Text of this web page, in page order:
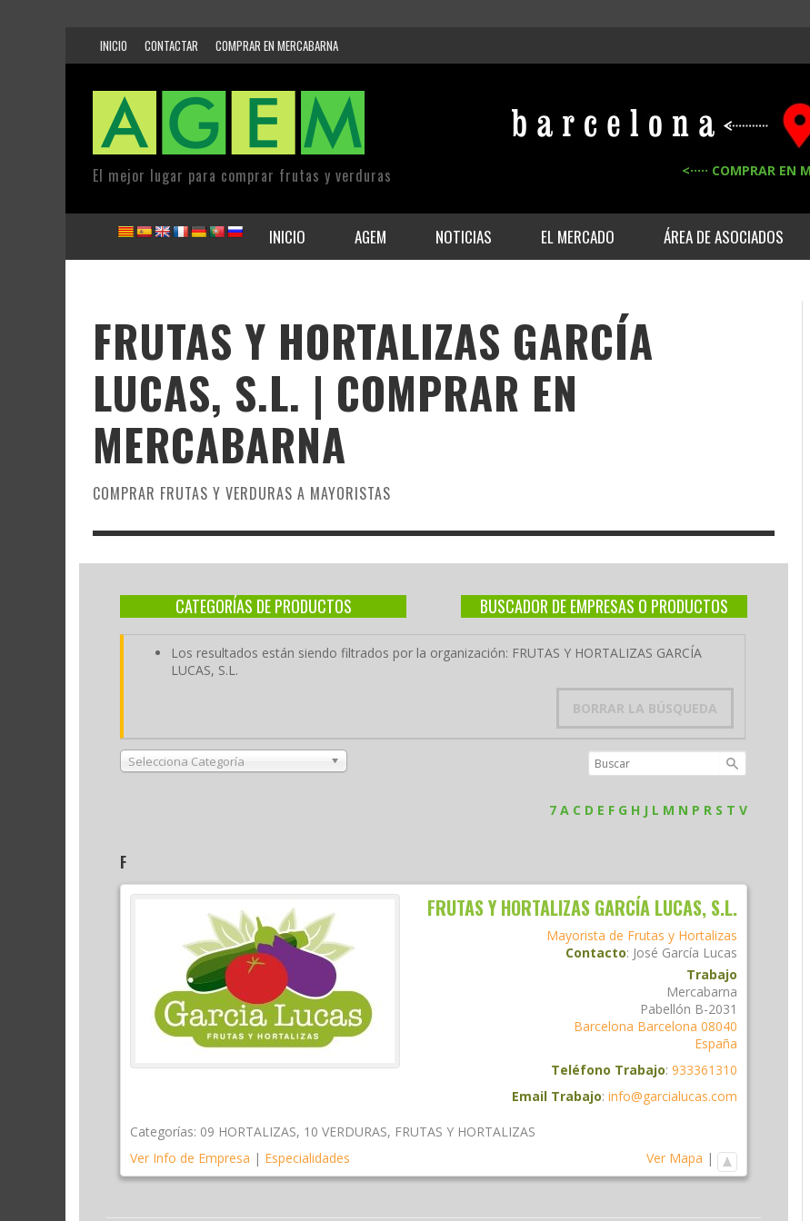
INICIO CONTACTAR COMPRAR EN MERCABARNA
El mejor lugar para comprar frutas y verduras <····· COMPRAR EN
INICIO AGEM NOTICIAS EL MERCADO ÁREA DE ASOCIADOS
FRUTAS Y HORTALIZAS GARCÍA
LUCAS, S.L. | COMPRAR EN
MERCABARNA
COMPRAR FRUTAS Y VERDURAS A MAYORISTAS
CATEGORÍAS DE PRODUCTOS BUSCADOR DE EMPRESAS O PRODUCTOS
Los resultados están siendo filtrados por la organización: FRUTAS Y HORTALIZAS GARCÍA
LUCAS, S.L.
BORRAR LA BÚSQUEDA
Selecciona Categoría
7 A C D E F G H J L M N P R S T V
F
FRUTAS Y HORTALIZAS GARCÍA LUCAS, S.L.
Mayorista de Frutas y Hortalizas
Contacto: José García Lucas
Trabajo
Mercabarna
Pabellón B-2031
Barcelona Barcelona 08040
España
Teléfono Trabajo: 933361310
Email Trabajo: info@garcialucas.com
Categorías: 09 HORTALIZAS, 10 VERDURAS, FRUTAS Y HORTALIZAS
Ver Info de Empresa | Especialidades Ver Mapa |